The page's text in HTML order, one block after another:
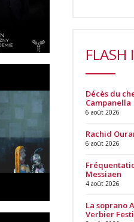
FLASH
Décès du
Campanella
6 août 2026
Rachid
6 août 2026
Messiaen
4 août 2026
La soprano
Verbier